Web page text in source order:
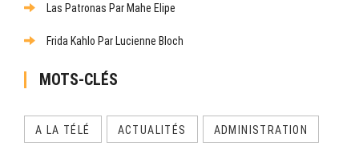
Las Patronas Par Mahe Elipe
Frida Kahlo Par Lucienne Bloch
MOTS-CLÉS
A LA TÉLÉ ACTUALITÉS ADMINISTRATION